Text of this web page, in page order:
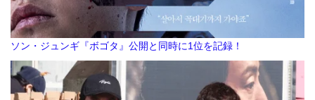
ソン・ジュンギ『ボゴタ』公開と同時に1位を記録！